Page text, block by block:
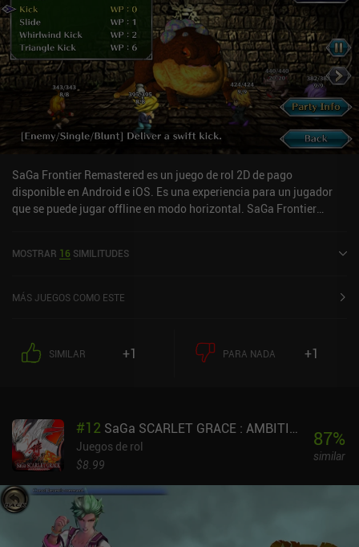
SaGa Frontier Remastered es un juego de rol 2D de pago
disponible en Android e iOS. Es una experiencia para un jugador
que se puede jugar offline en modo horizontal. SaGa Frontier
de iOS.
MOSTRAR 16 SIMILITUDES
MÁS JUEGOS COMO ESTE
SIMILAR +1 PARA NADA +1
#12 SaGa SCARLET GRACE : AMBITIONS
Juegos de rol
$8.99
87%
similar